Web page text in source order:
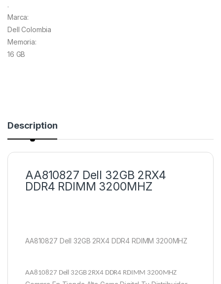
.
Marca:
Dell Colombia
Memoria:
16 GB
Description
AA810827 Dell 32GB 2RX4
DDR4 RDIMM 3200MHZ
AA810827 Dell 32GB 2RX4 DDR4 RDIMM 3200MHZ
AA810827 Dell 32GB 2RX4 DDR4 RDIMM 3200MHZ